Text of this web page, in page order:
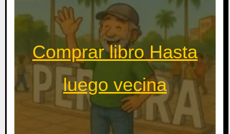
Comprar libro Hasta
luego vecina